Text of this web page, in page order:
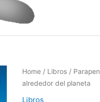
Home/ Libros/
alrededor del planeta
Libros